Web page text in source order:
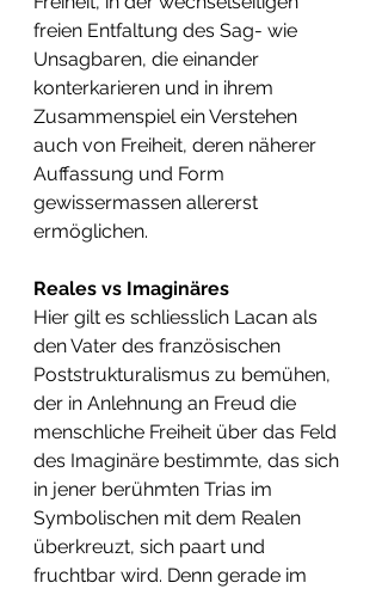
freien Entfaltung des Sag- wie
Unsagbaren, die einander
konterkarieren und in ihrem
Zusammenspiel ein Verstehen
auch von Freiheit, deren näherer
Auffassung und Form
gewissermassen allererst
ermöglichen.
Reales vs Imaginäres
Hier gilt es schliesslich Lacan als
den Vater des französischen
Poststrukturalismus zu bemühen,
der in Anlehnung an Freud die
menschliche Freiheit über das Feld
des Imaginäre bestimmte, das sich
in jener berühmten Trias im
Symbolischen mit dem Realen
überkreuzt, sich paart und
fruchtbar wird. Denn gerade im